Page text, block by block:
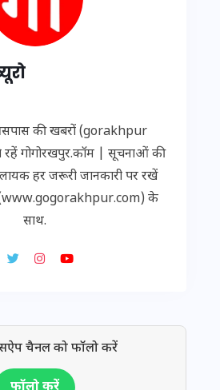
की खबरों (gorakhpur
गोगोरखपुर.कॉम | सूचनाओं की
हर जरूरी जानकारी पर रखें
(www.gogorakhpur.com) के
साथ.
चैनल को फॉलो करें